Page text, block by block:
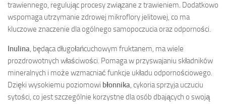
trawiennego, regulując procesy związane z trawieniem. Dodatkowo
wspomaga utrzymanie zdrowej mikroflory jelitowej, co ma
kluczowe znaczenie dla ogólnego samopoczucia oraz odporności.
Inulina, będąca długołańcuchowym fruktanem, ma wiele
prozdrowotnych właściwości. Pomaga w przyswajaniu składników
mineralnych i może wzmacniać funkcje układu odpornościowego.
Dzięki wysokiemu poziomowi błonnika, cykoria sprzyja uczuciu
sytości, co jest szczególnie korzystne dla osób dbających o swoją